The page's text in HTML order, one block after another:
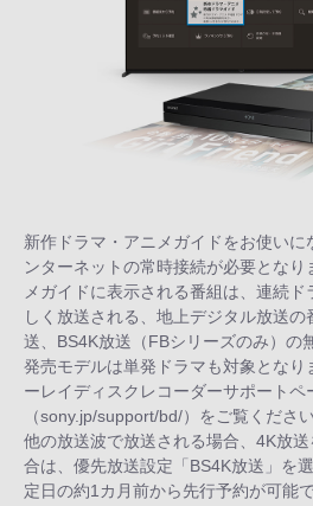
新作ドラマ・アニメガイドをお使い
ンターネットの常時接続が必要とな
メガイドに表示される番組は、連続
しく放送される、地上デジタル放送
送、BS4K放送（FBシリーズのみ）の
発売モデルは単発ドラマも対象とな
ーレイディスクレコーダーサポートペ
（sony.jp/support/bd/）をご覧くだ
他の放送波で放送される場合、4K放
合は、優先放送設定「BS4K放送」
定日の約1カ月前から先行予約が可能